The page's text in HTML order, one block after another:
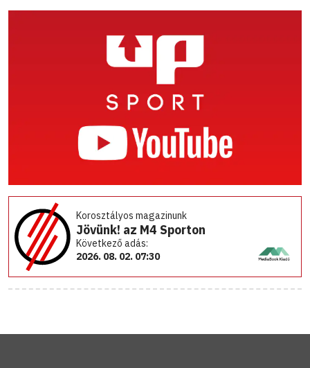
Korosztályos magazinunk
Jövünk! az M4 Sporton
Következő adás:
2026. 08. 02. 07:30